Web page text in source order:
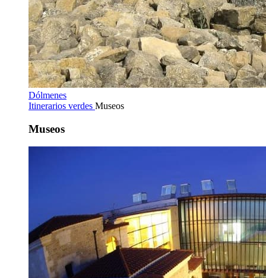
Dólmenes
Itinerarios verdes Museos
Museos